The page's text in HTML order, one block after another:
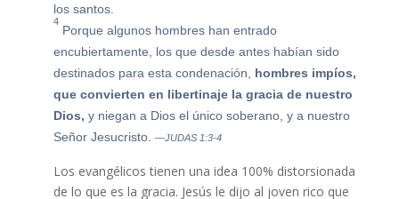
los santos.
4
Porque algunos hombres han entrado
encubiertamente, los que desde antes habían sido
destinados para esta condenación, hombres impíos,
que convierten en libertinaje la gracia de nuestro
Dios, y niegan a Dios el único soberano, y a nuestro
Señor Jesucristo.
—JUDAS 1:3-4
Los evangélicos tienen una idea 100% distorsionada
de lo que es la gracia. Jesús le dijo al joven rico que